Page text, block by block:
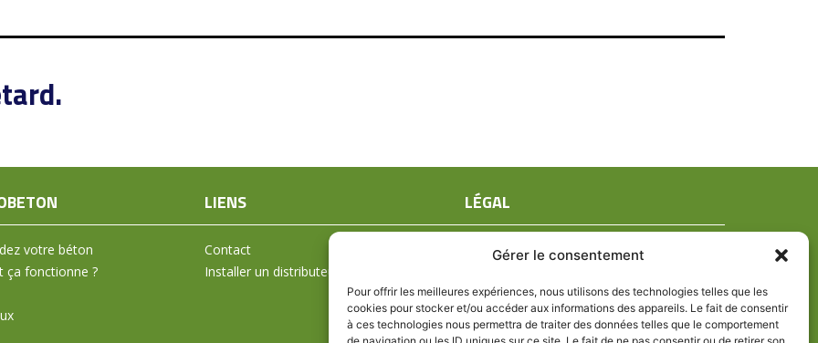
Gérer le consentement
Pour offrir les meilleures expériences, nous utilisons des technologies telles que les
cookies pour stocker et/ou accéder aux informations des appareils. Le fait de consentir
à ces technologies nous permettra de traiter des données telles que le comportement
votre béton
ça fonctionne ?
LIENS
Contact
Installer un distributeur
LÉGAL
Mentions légales
Politique de confidentialité
Politique de cookies (UE)